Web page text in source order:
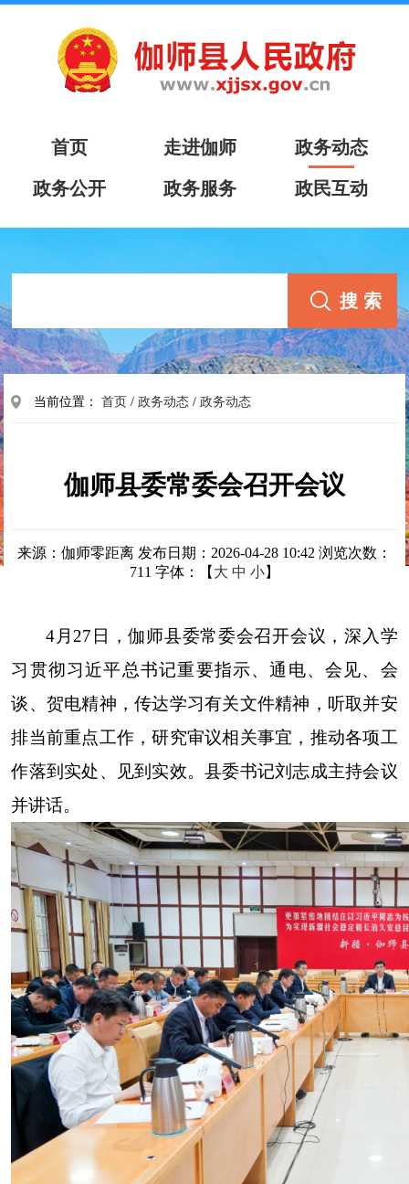
首页 走进伽师 政务动态
政务公开 政务服务 政民互动
当前位置：首页 /政务动态 /政务动态
伽师县委常委会召开会议
来源：伽师零距离 发布日期：2026-04-28 10:42 浏览次数：
711 字体：【 大 中 小】
4月27日，伽师县委常委会召开会议，深入学
习贯彻习近平总书记重要指示、通电、会见、会
谈、贺电精神，传达学习有关文件精神，听取并安
排当前重点工作，研究审议相关事宜，推动各项工
作落到实处、见到实效。县委书记刘志成主持会议
并讲话。